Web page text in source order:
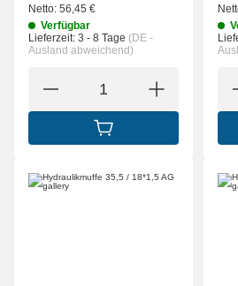
Netto: 56,45 €
Verfügbar
Lieferzeit: 3 - 8 Tage (DE -
Ausland abweichend)
IN DEN WARENKORB